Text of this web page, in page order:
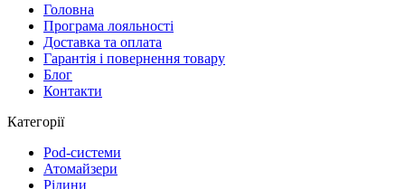
Головна
Програма лояльності
Доставка та оплата
Гарантія і повернення товару
Блог
Контакти
Категорії
Pod-системи
Атомайзери
Рідини